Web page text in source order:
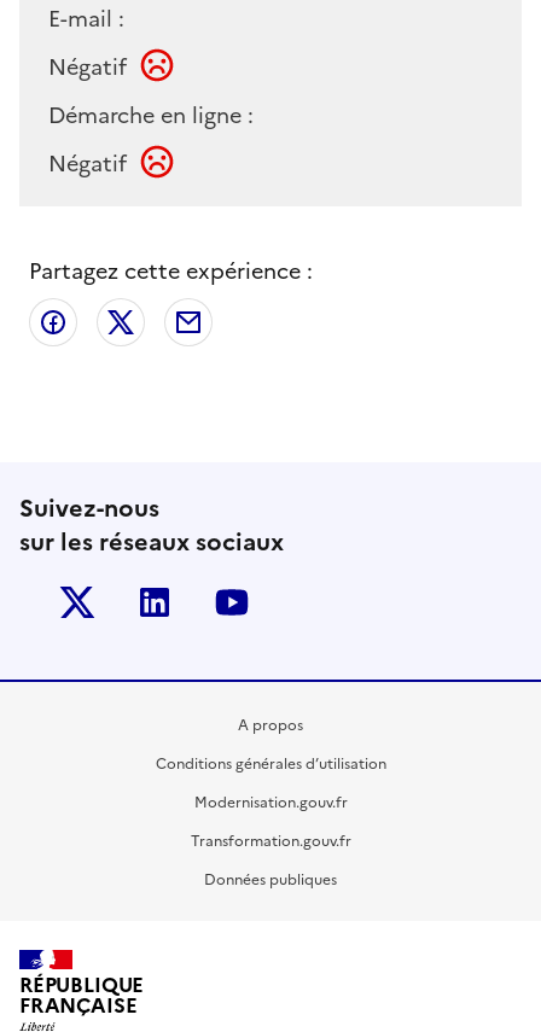
E-mail :
Négatif
Démarche en ligne :
Négatif
Partagez cette expérience :
Partager sur Facebook
Partager sur X
Suivez-nous
sur les réseaux sociaux
Twitter-x Linkedin
A propos
Conditions générales d’utilisation
Modernisation.gouv.fr
Transformation.gouv.fr
Données publiques
RÉPUBLIQUE
FRANÇAISE